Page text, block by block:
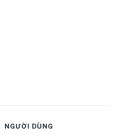
NGƯỜI DÙNG